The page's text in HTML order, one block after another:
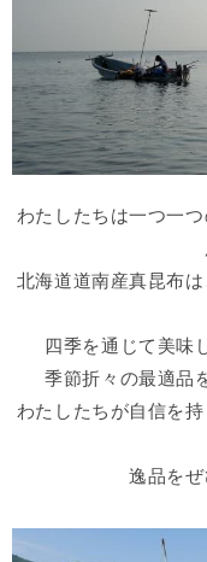
わたしたちは一つ一
北海道道南産真昆布
四季を通じて美味
季節折々の最適品
わたしたちが自信を
逸品をぜ